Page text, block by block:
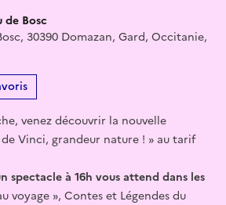
de Bosc
30390 Domazan, Gard, Occitanie,
venez découvrir la nouvelle
Vinci, grandeur nature ! » au tarif
spectacle à 16h vous attend dans les
voyage », Contes et Légendes du